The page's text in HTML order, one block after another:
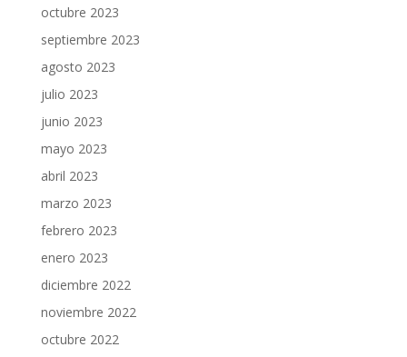
octubre 2023
septiembre 2023
agosto 2023
julio 2023
junio 2023
mayo 2023
abril 2023
marzo 2023
febrero 2023
enero 2023
diciembre 2022
noviembre 2022
octubre 2022